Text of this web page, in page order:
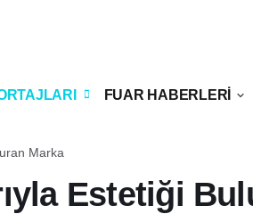
FUAR HABERLERİ
Marka
Estetiği